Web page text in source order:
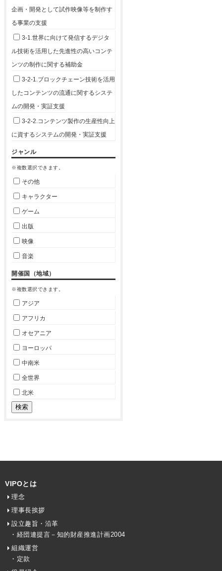
企画・開発として試作映像等を制作す
る事業の支援
3-1.世界に向けて発信するデジタ
ル技術を活用した先進性の高いコンテ
ンツの制作に関する補助金
3-2-1.ブロックチェーン技術を活用
したコンテンツの流通に関するシステ
ムの開発・実証支援
3-2-2.コンテンツ製作の生産性向上
に資するシステムの開発・実証支援
ジャンル
※複数選択できます。
その他
キャラクター
ゲーム
出版
映像
音楽
開催国（地域）
※複数選択できます。
アジア
アフリカ
オセアニア
ヨーロッパ
中南米
全世界
北米
VIPOとは
理念
理事長挨拶
設立趣旨・沿革
・経団連提言－知的財産推進計画2004
組織運営
・定款